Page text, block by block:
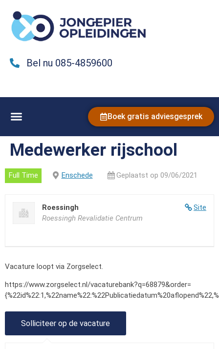
Bel nu 085-4859600
Boek gratis adviesgesprek
Medewerker rijschool
Full Time Enschede Geplaatst op 09/06/2021
Site
Roessingh
Roessingh Revalidatie Centrum
Vacature loopt via Zorgselect.
https://www.zorgselect.nl/vacaturebank?q=68879&order=